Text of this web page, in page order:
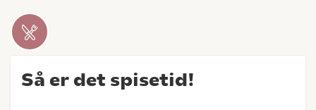
Så er det spisetid!